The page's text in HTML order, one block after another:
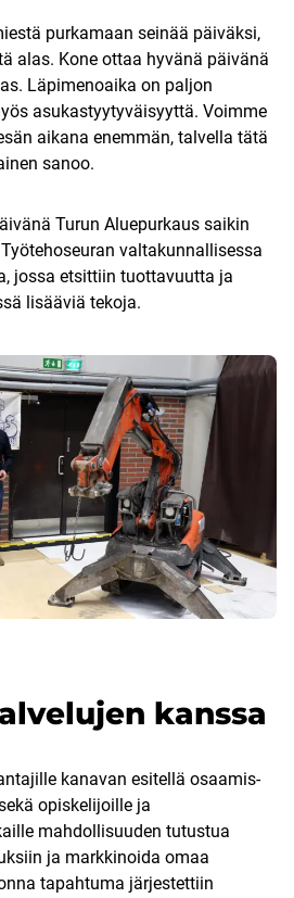
purkamaan seinää päiväksi,
alas. Kone ottaa hyvänä päivänä
Läpimenoaika on paljon
asukastyytyväisyyttä. Voimme
aikana enemmän, talvella tätä
sanoo.
Turun Aluepurkaus saikin
valtakunnallisessa
jossa etsittiin tuottavuutta ja
lisääviä tekoja.
kanssa
kanavan esitellä osaamis-
opiskelijoille ja
mahdollisuuden tutustua
ja markkinoida omaa
tapahtuma järjestettiin